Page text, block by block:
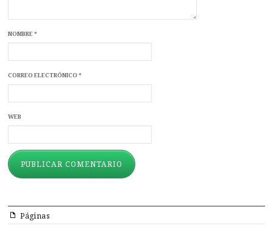
NOMBRE*
CORREO ELECTRÓNICO *
WEB
Páginas